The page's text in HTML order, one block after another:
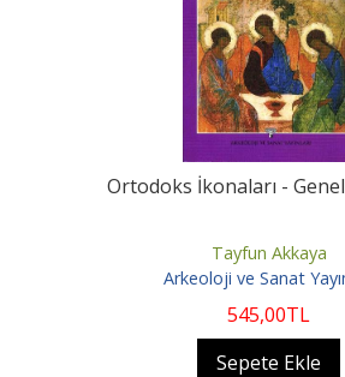
Ortodoks İkonaları -
Tayfun Akkaya
Arkeoloji ve Sanat
545,00TL
Sepete Ekle